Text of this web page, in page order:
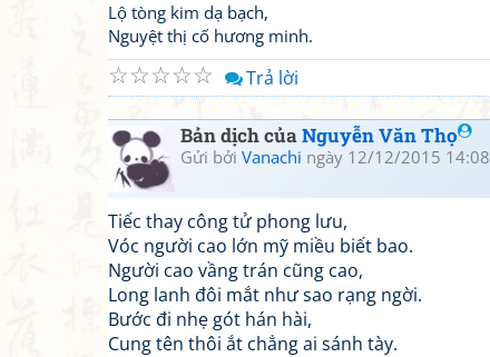
Lộ tòng kim dạ bạch,
Nguyệt thị cố hương minh.
☆
☆
☆
☆
☆ Trả lời
Bản dịch củaNguyễn Văn Thọ
Gửi bởi Vanachi ngày 12/12/2015 14:08
Tiếc thay công tử phong lưu,
Vóc người cao lớn mỹ miều biết bao.
Người cao vầng trán cũng cao,
Long lanh đôi mắt như sao rạng ngời.
Bước đi nhẹ gót hán hài,
Cung tên thôi ắt chẳng ai sánh tày.